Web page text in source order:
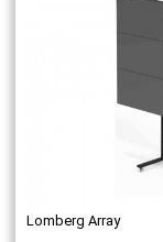
Lomberg Array